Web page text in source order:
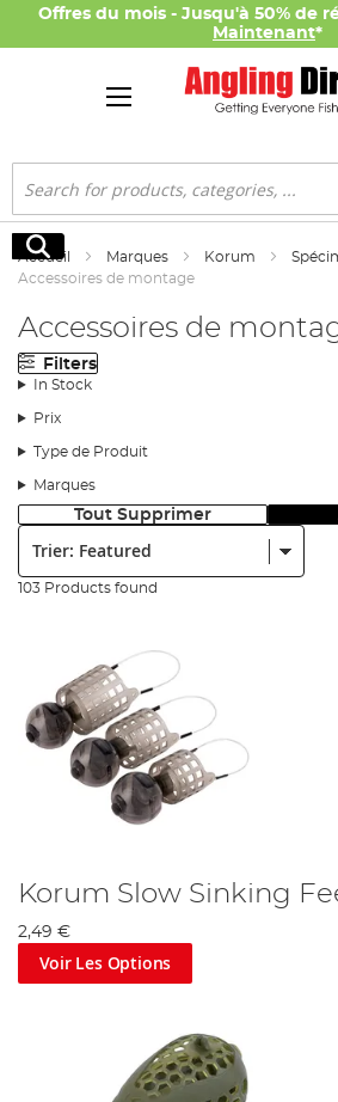
Offres du mois - Jusqu'à 50% de
Maintenant*
Rechercher
Rechercher
Accueil Marques Korum
Accessoires de montage
Accessoires de
Filters
In Stock
Prix
Type de Produit
Marques
Tout Supprimer
103 Products found
Korum Slow Sinking
2,49 €
Voir Les Options